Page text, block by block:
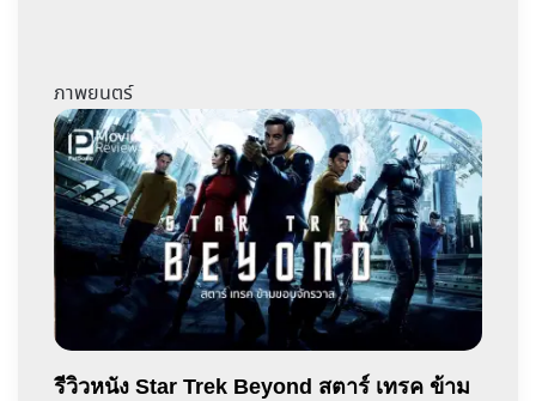
ภาพยนตร์
รีวิวหนัง Star Trek Beyond สตาร์ เทรค ข้าม